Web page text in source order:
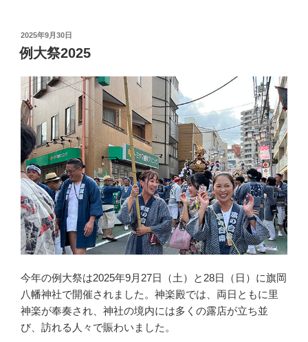
投
稿
日:
2025年9月30日
例大祭2025
今年の例大祭は2025年9月27日（土）と28日（日）に旗岡
八幡神社で開催されました。神楽殿では、両日ともに里
神楽が奉奏され、神社の境内には多くの露店が立ち並
び、訪れる人々で賑わいました。